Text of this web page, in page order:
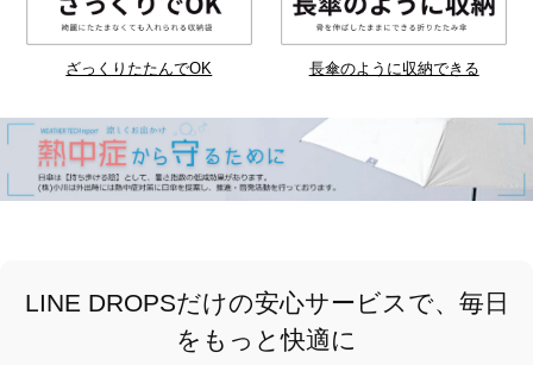
ざっくりたたんでOK 長傘のように収納できる
LINE DROPSだけの安心サービスで、毎日
をもっと快適に